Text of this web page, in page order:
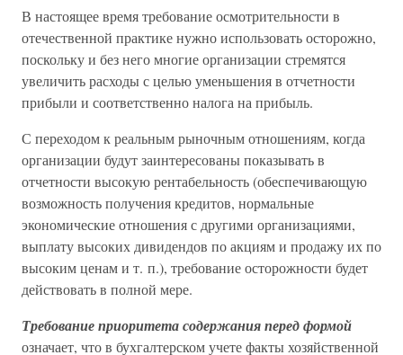
В настоящее время требование осмотрительности в
отечественной практике нужно использовать осторожно,
поскольку и без него многие организации стремятся
увеличить расходы с целью уменьшения в отчетности
прибыли и соответственно налога на прибыль.
С переходом к реальным рыночным отношениям, когда
организации будут заинтересованы показывать в
отчетности высокую рентабельность (обеспечивающую
возможность получения кредитов, нормальные
экономические отношения с другими организациями,
выплату высоких дивидендов по акциям и продажу их по
высоким ценам и т. п.), требование осторожности будет
действовать в полной мере.
Требование приоритета содержания перед формой
означает, что в бухгалтерском учете факты хозяйственной